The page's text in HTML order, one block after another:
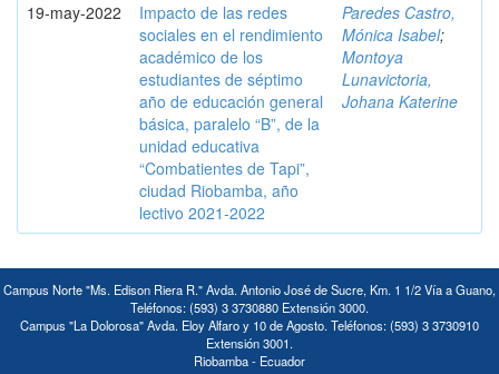
19-may-2022
Impacto de las redes
sociales en el rendimiento
académico de los
estudiantes de séptimo
año de educación general
básica, paralelo “B”, de la
unidad educativa
“Combatientes de Tapi”,
ciudad Riobamba, año
lectivo 2021-2022
Paredes Castro,
Mónica Isabel;
Montoya
Lunavictoria,
Johana Katerine
Campus Norte "Ms. Edison Riera R." Avda. Antonio José de Sucre, Km. 1 1/2 Vía a Guano,
Teléfonos: (593) 3 3730880 Extensión 3000.
Campus "La Dolorosa" Avda. Eloy Alfaro y 10 de Agosto. Teléfonos: (593) 3 3730910
Extensión 3001.
Riobamba - Ecuador